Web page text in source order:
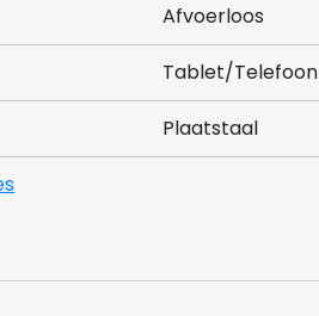
Afvoerloos
Tablet/Telefoon
Plaatstaal